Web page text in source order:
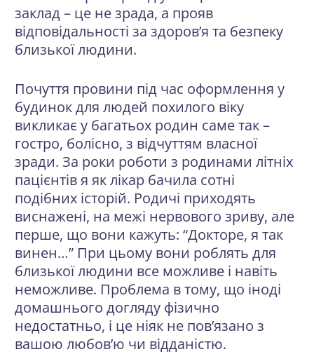
заклад – це не зрада, а прояв
відповідальності за здоров’я та безпеку
близької людини.
Почуття провини під час оформлення у
будинок для людей похилого віку
викликає у багатьох родин саме так –
гостро, болісно, з відчуттям власної
зради. За роки роботи з родинами літніх
пацієнтів я як лікар бачила сотні
подібних історій. Родичі приходять
виснажені, на межі нервового зриву, але
перше, що вони кажуть: “Докторе, я так
винен…” При цьому вони роблять для
близької людини все можливе і навіть
неможливе. Проблема в тому, що іноді
домашнього догляду фізично
недостатньо, і це ніяк не пов’язано з
вашою любов’ю чи відданістю.